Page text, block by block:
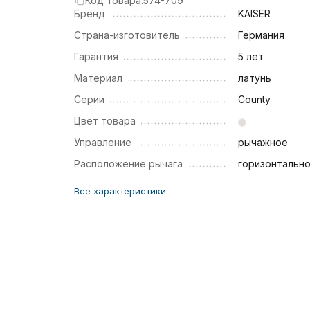
Бренд
KAISER
Страна-изготовитель
Германия
Гарантия
5 лет
Материал
латунь
Серии
County
Цвет товара
Управление
рычажное
Расположение рычага
горизонтально
Все характеристики